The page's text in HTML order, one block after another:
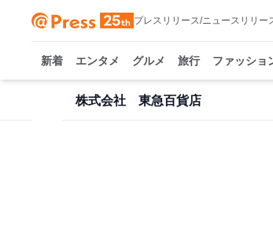
プレスリリース/ニュースリリ
新着 エンタメ グルメ 旅行 ファッショ
株式会社 東急百貨店